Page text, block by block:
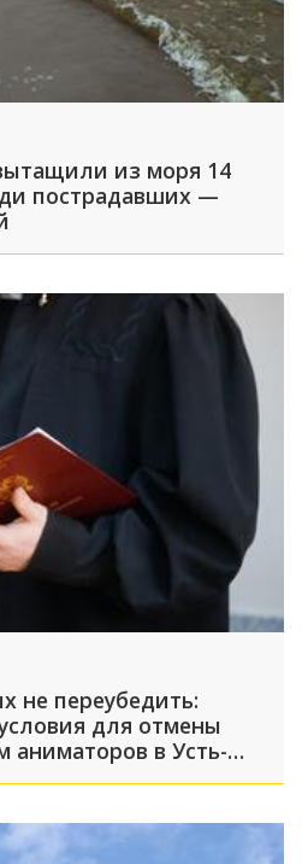
из моря 14
пострадавших —
не переубедить:
для отмены
аниматоров в Усть-